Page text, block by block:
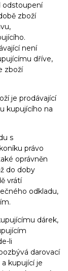
odstoupení
zboží
není
dříve,
zboží
je prodávající
kupujícího na
s
právo
oprávněn
do doby
vrátí
odkladu,
dárek,
li
darovací
kupující je